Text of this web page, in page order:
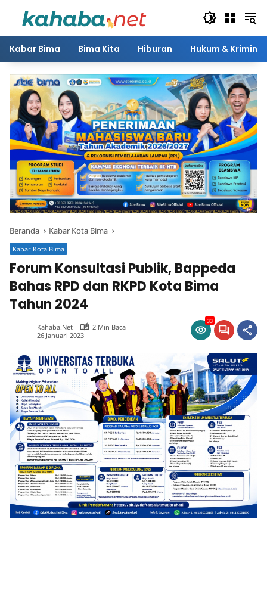
Kabar Bima Bima Kita Hiburan Hukum & Kriminal
Beranda Kabar Kota Bima
Kabar Kota Bima
Forum Konsultasi Publik, Bappeda
Bahas RPD dan RKPD Kota Bima
Tahun 2024
Kahaba.net
2 Min Baca
26 Januari 2023
33